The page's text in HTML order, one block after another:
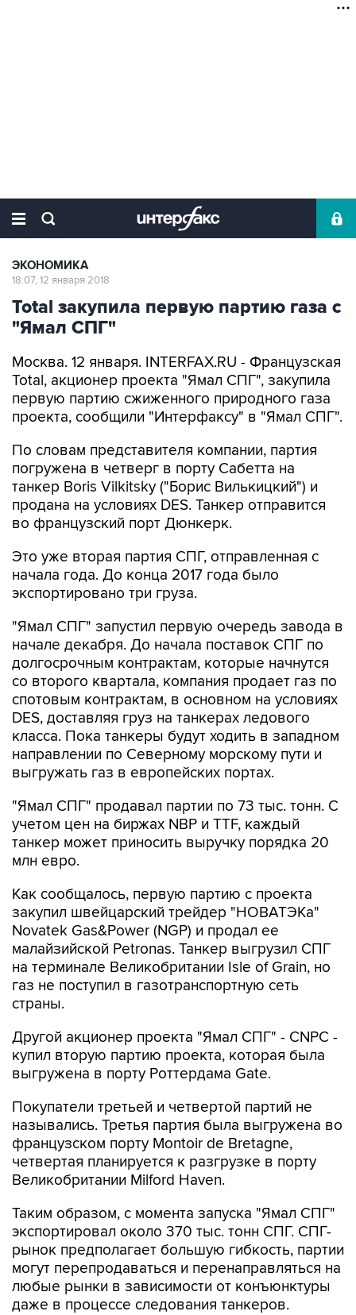
ЭКОНОМИКА
18:07, 12 января 2018
Total закупила первую партию газа с
"Ямал СПГ"
Москва. 12 января. INTERFAX.RU - Французская
Total, акционер проекта "Ямал СПГ", закупила
первую партию сжиженного природного газа
проекта, сообщили "Интерфаксу" в "Ямал СПГ".
По словам представителя компании, партия
погружена в четверг в порту Сабетта на
танкер Boris Vilkitsky ("Борис Вилькицкий") и
продана на условиях DES. Танкер отправится
во французский порт Дюнкерк.
Это уже вторая партия СПГ, отправленная с
начала года. До конца 2017 года было
экспортировано три груза.
"Ямал СПГ" запустил первую очередь завода в
начале декабря. До начала поставок СПГ по
долгосрочным контрактам, которые начнутся
со второго квартала, компания продает газ по
спотовым контрактам, в основном на условиях
DES, доставляя груз на танкерах ледового
класса. Пока танкеры будут ходить в западном
направлении по Северному морскому пути и
выгружать газ в европейских портах.
"Ямал СПГ" продавал партии по 73 тыс. тонн. С
учетом цен на биржах NBP и TTF, каждый
танкер может приносить выручку порядка 20
млн евро.
Как сообщалось, первую партию с проекта
закупил швейцарский трейдер "НОВАТЭКа"
Novatek Gas&Power (NGP) и продал ее
малайзийской Petronas. Танкер выгрузил СПГ
на терминале Великобритании Isle of Grain, но
газ не поступил в газотранспортную сеть
страны.
Другой акционер проекта "Ямал СПГ" - CNPC -
купил вторую партию проекта, которая была
выгружена в порту Роттердама Gate.
Покупатели третьей и четвертой партий не
назывались. Третья партия была выгружена во
французском порту Montoir de Bretagne,
четвертая планируется к разгрузке в порту
Великобритании Milford Haven.
Таким образом, с момента запуска "Ямал СПГ"
экспортировал около 370 тыс. тонн СПГ. СПГ-
рынок предполагает большую гибкость, партии
могут перепродаваться и перенаправляться на
любые рынки в зависимости от конъюнктуры
даже в процессе следования танкеров.